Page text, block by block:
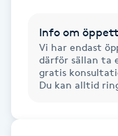
Hot yoga
Info om
Vi har endast
därför sällan ta
gratis
Du kan alltid